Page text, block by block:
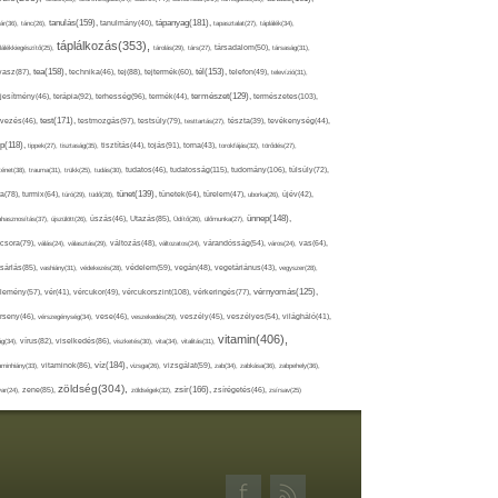
tánc(26), tanulás(159), tanulmány(40), tápanyag(181), tapasztalat(27), táplálék(34),
táplálkozás(353), tárolás(29), társ(27), társadalom(50), társaság(31),
tea(158), technika(46), tej(88), tejtermék(60), tél(153), telefon(49), televízió(31),
terápia(92), terhesség(96), termék(44), természet(129), természetes(103),
test(171), testmozgás(97), testsúly(79), testtartás(27), tészta(39), tevékenység(44),
tippek(27), tisztaság(35), tisztítás(44), tojás(91), torna(43), torokfájás(32), törődés(27),
trauma(31), trükk(25), tudás(30), tudatos(46), tudatosság(115), tudomány(106), túlsúly(72),
turmix(64), túró(29), tüdő(28), tünet(139), tünetek(64), türelem(47), uborka(26), újév(42),
újszülött(26), úszás(46), Utazás(85), Üdítő(26), ülőmunka(27), ünnep(148),
válás(24), választás(29), változás(48), változatos(24), várandósság(54), város(24), vas(64),
vashiány(31), védekezés(28), védelem(59), vegán(48), vegetáriánus(43), vegyszer(28),
vér(41), vércukor(49), vércukorszint(108), vérkeringés(77), vérnyomás(125),
vérszegénység(34), vese(46), veszekedés(29), veszély(45), veszélyes(54), világháló(41),
vírus(82), viselkedés(86), viszketés(30), vita(34), vitalitás(31), vitamin(406),
vitaminok(86), víz(184), vizsga(26), vizsgálat(59), zab(34), zabkása(36), zabpehely(36),
zene(85), zöldség(304), zöldségek(32), zsír(166), zsírégetés(46), zsírsav(25)